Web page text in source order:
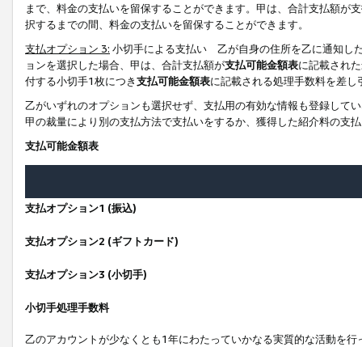
まで、料金の支払いを留保することができます。甲は、合計支払額が
択するまでの間、料金の支払いを留保することができます。
支払オプション 3: 小切手による支払い 乙が自身の住所を乙に通知し
ョンを選択した場合、甲は、合計支払額が支払可能金額表に記載され
付する小切手1枚につき支払可能金額表に記載される処理手数料を差し
乙がいずれのオプションも選択せず、支払用の有効な情報も登録して
甲の裁量により別の支払方法で支払いをするか、獲得した紹介料の支
支払可能金額表
支払オプション1 (振込)
支払オプション2 (ギフトカード)
支払オプション3 (小切手)
小切手処理手数料
乙のアカウントが少なくとも1年にわたっていかなる実質的な活動を